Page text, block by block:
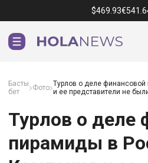
$469.93€
Басты
бет
Фото Турлов о деле
и ее представители не
Турлов о деле
пирамиды в